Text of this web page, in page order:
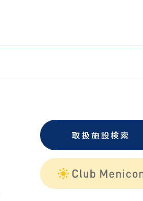
取扱施設検索